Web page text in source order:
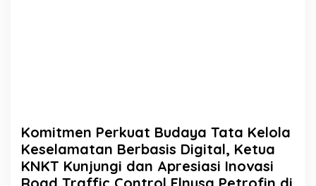
o
l
a
K
e
Komitmen Perkuat Budaya Tata Kelola
Keselamatan Berbasis Digital, Ketua
KNKT Kunjungi dan Apresiasi Inovasi